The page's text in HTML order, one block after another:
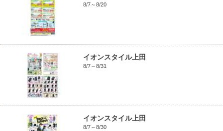
8/7～8/20
イオンスタイル上田
8/7～8/31
イオンスタイル上田
8/7～8/30